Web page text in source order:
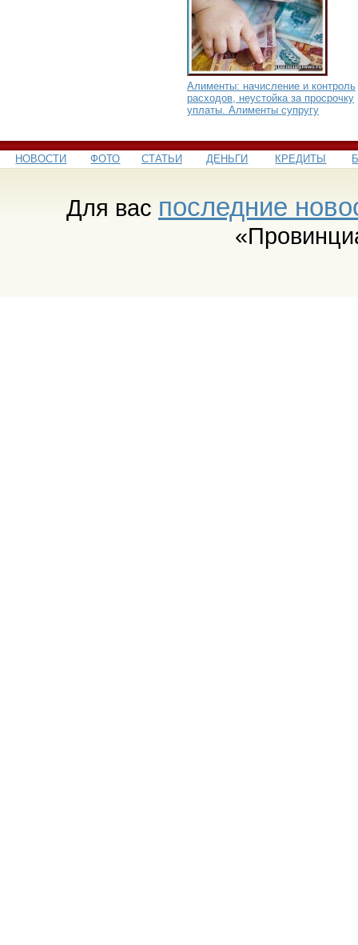
Алименты: начисление и контроль
расходов, неустойка за просрочку
уплаты. Алименты супругу
НОВОСТИ ФОТО СТАТЬИ ДЕНЬГИ КРЕДИТЫ
Для вас последние